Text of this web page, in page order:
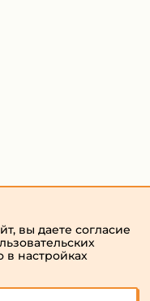
вы даете согласие
в настройках